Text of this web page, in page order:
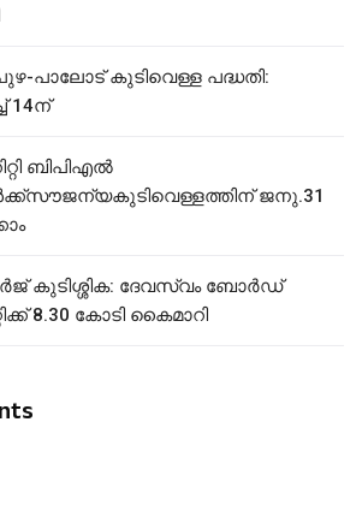
പാലോട്‌ കുടിവെള്ള പദ്ധതി:
14ന്
ബിപിഎൽ
ജനു.31
കുടിശ്ശിക: ദേവസ്വം ബോർഡ്
8.30 കോടി കൈമാറി